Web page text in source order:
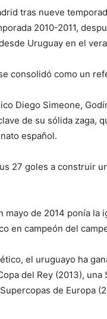
tras nueve
2010-2011,
Uruguay en el
consolidó como un
Diego Simeone,
de su sólida zaga,
español.
27 goles a construir
de 2014 ponía la
en campeón del
el uruguayo ha
del Rey (2013), una
de Europa